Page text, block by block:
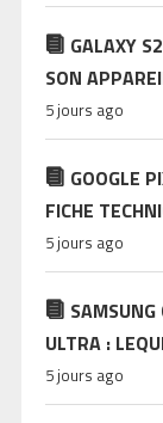
GALAXY
SON
5 jours ago
GOOGLE
FICHE
5 jours ago
ULTRA :
5 jours ago